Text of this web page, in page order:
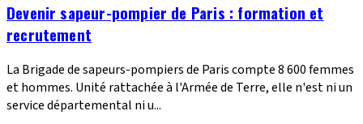
Devenir sapeur-pompier de Paris : formation et
recrutement
La Brigade de sapeurs-pompiers de Paris compte 8 600 femmes
et hommes. Unité rattachée à l'Armée de Terre, elle n'est ni un
service départemental ni u...